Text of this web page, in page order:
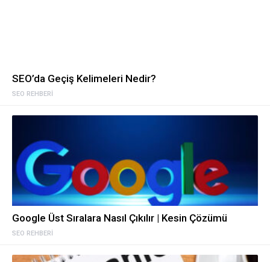
SEO REHBERI
SEO’da Geçiş Kelimeleri Nedir?
SEO REHBERI
Google Üst Sıralara Nasıl Çıkılır | Kesin Çözümü